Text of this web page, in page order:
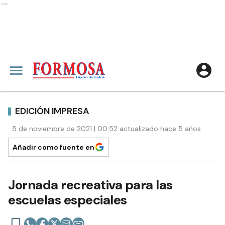
Ads
EDICIÓN IMPRESA
5 de noviembre de 2021 | 00:52 actualizado hace 5 años
Añadir como fuente en
Jornada recreativa para las
escuelas especiales